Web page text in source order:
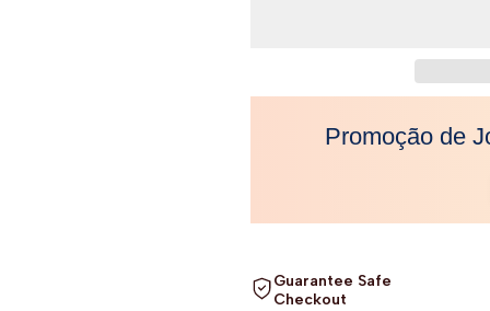
{{
product
{{
product
Promoção de
Guarantee Safe
Checkout